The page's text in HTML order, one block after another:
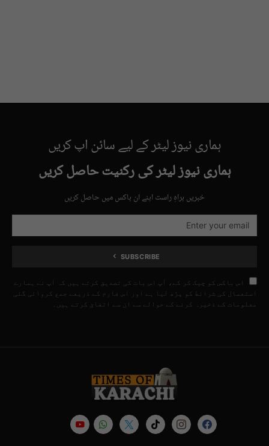
ہماری نیوز لیٹر کے لیے سائن اپ کریں
ہماری نیوز لیٹر کی رکنیت حاصل کریں
خبریں براہِ راست اپنے ان باکس میں حاصل کریں
SUBSCRIBE
اس باکس کو چیک کر کے، آپ اس بات کی تصدیق کرتے ہیں کہ آپ نے ہمارے
استعمال کی شرائط کو پڑھ لیا ہے اور اس فارم کے ذریعے جمع کروائی گئی
معلومات کے ذخیرہ کرنے کے حوالے سے ان سے اتفاق کرتے ہیں۔